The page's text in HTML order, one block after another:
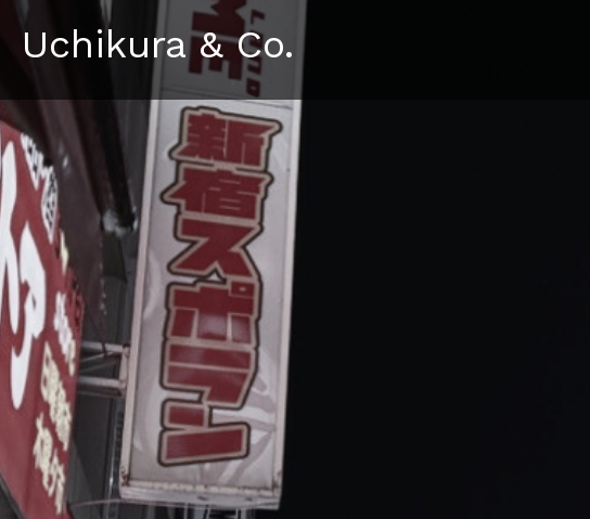
Uchikura & Co.